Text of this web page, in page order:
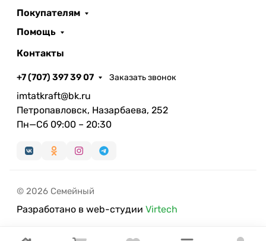
Покупателям
Помощь
Контакты
+7 (707) 397 39 07 Заказать звонок
imtatkraft@bk.ru
Петропавловск, Назарбаева, 252
Пн—Сб 09:00 – 20:30
© 2026 Семейный
Разработано в web-студии Virtech